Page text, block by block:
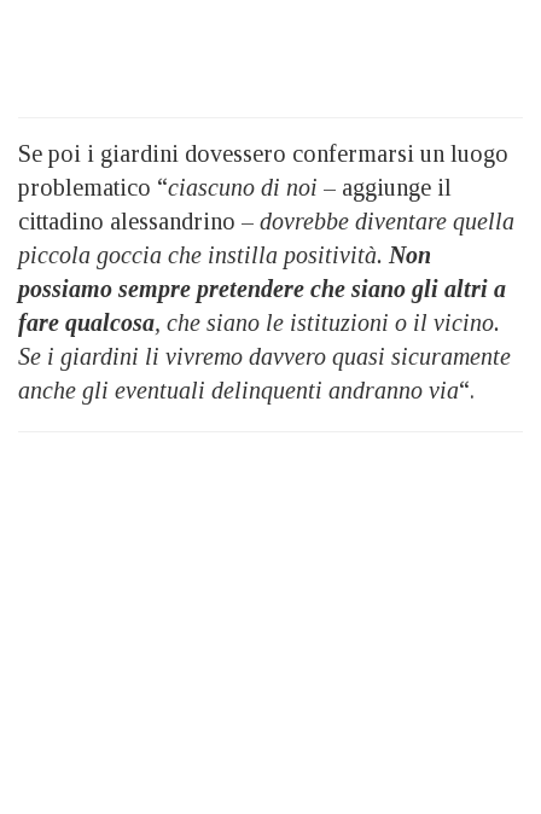
Se poi i giardini dovessero confermarsi un luogo
problematico “ciascuno di noi – aggiunge il
cittadino alessandrino – dovrebbe diventare quella
piccola goccia che instilla positività. Non
possiamo sempre pretendere che siano gli altri a
fare qualcosa, che siano le istituzioni o il vicino.
Se i giardini li vivremo davvero quasi sicuramente
anche gli eventuali delinquenti andranno via“.